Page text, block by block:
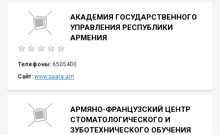
АКАДЕМИЯ ГОСУДАРСТВЕННОГО
УПРАВЛЕНИЯ РЕСПУБЛИКИ
АРМЕНИЯ
Телефоны: 6505400
Сайт: www.paara.am
АРМЯНО-ФРАНЦУЗСКИЙ ЦЕНТР
СТОМАТОЛОГИЧЕСКОГО И
ЗУБОТЕХНИЧЕСКОГО ОБУЧЕНИЯ